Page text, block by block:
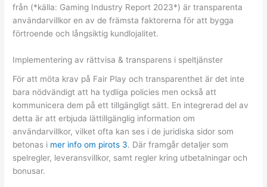
från (*källa: Gaming Industry Report 2023*) är transparenta
användarvillkor en av de främsta faktorerna för att bygga
förtroende och långsiktig kundlojalitet.
Implementering av rättvisa & transparens i speltjänster
För att möta krav på Fair Play och transparenthet är det inte
bara nödvändigt att ha tydliga policies men också att
kommunicera dem på ett tillgängligt sätt. En integrerad del av
detta är att erbjuda lättillgänglig information om
användarvillkor, vilket ofta kan ses i de juridiska sidor som
betonas i mer info om pirots 3. Där framgår detaljer som
spelregler, leveransvillkor, samt regler kring utbetalningar och
bonusar.